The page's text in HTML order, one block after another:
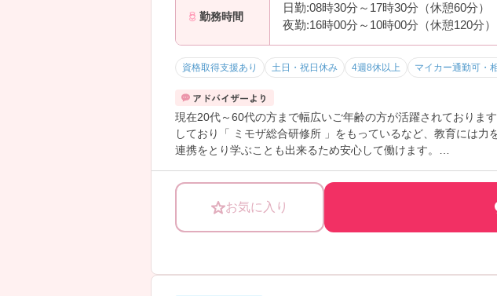
勤務時間
日勤:08時30分～17時30分（休憩60分）
夜勤:16時00分～10時00分（休憩120分）
資格取得支援あり 土日・祝日休み 4週8休以上 マイカー通勤可・
現在20代～60代の方まで幅広いご年齢の方が活躍されておりま
しており「 ミモザ総合研修所 」をもっているなど、教育には
連携をとり学ぶことも出来るため安心して働けます。
ご興味のある方は面接のポイントをお伝えします。お気軽にお
お気に入り